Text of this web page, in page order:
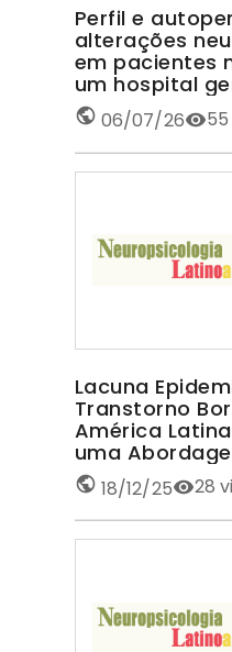
Perfil e
alterações
em pacientes
um hospital
06/07/26 55
Lacuna
Transtorno
América
uma
Sensível
BORDERLINE
18/12/25 28